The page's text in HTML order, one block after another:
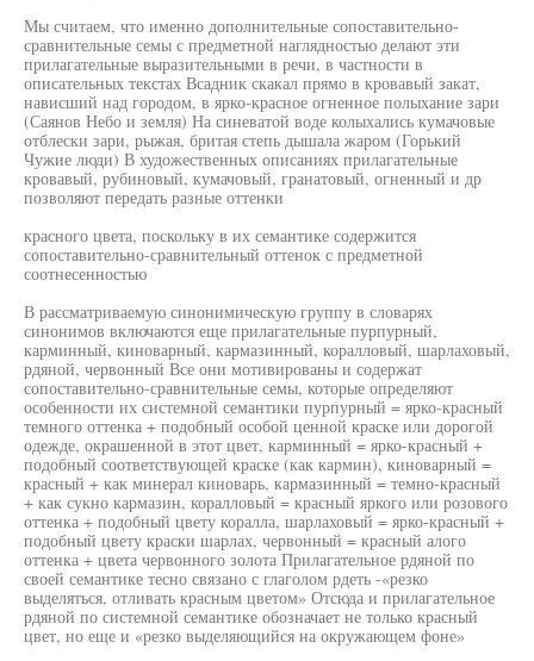
Мы считаем, что именно дополнительные сопоставительно-
сравнительные семы с предметной наглядностью делают эти
прилагательные выразительными в речи, в частности в
описательных текстах Всадник скакал прямо в кровавый закат,
нависший над городом, в ярко-красное огненное полыхание зари
(Саянов Небо и земля) На синеватой воде колыхались кумачовые
отблески зари, рыжая, бритая степь дышала жаром (Горький
Чужие люди) В художественных описаниях прилагательные
кровавый, рубиновый, кумачовый, гранатовый, огненный и др
позволяют передать разные оттенки
красного цвета, поскольку в их семантике содержится
сопоставительно-сравнительный оттенок с предметной
соотнесенностью
В рассматриваемую синонимическую группу в словарях
синонимов включаются еще прилагательные пурпурный,
карминный, киноварный, кармазинный, коралловый, шарлаховый,
рдяной, червонный Все они мотивированы и содержат
сопоставительно-сравнительные семы, которые определяют
особенности их системной семантики пурпурный = ярко-красный
темного оттенка + подобный особой ценной краске или дорогой
одежде, окрашенной в этот цвет, карминный = ярко-красный +
подобный соответствующей краске (как кармин), киноварный =
красный + как минерал киноварь, кармазинный = темно-красный
+ как сукно кармазин, коралловый = красный яркого или розового
оттенка + подобный цвету коралла, шарлаховый = ярко-красный +
подобный цвету краски шарлах, червонный = красный алого
оттенка + цвета червонного золота Прилагательное рдяной по
своей семантике тесно связано с глаголом рдеть -«резко
выделяться, отливать красным цветом» Отсюда и прилагательное
рдяной по системной семантике обозначает не только красный
цвет, но еще и «резко выделяющийся на окружающем фоне»